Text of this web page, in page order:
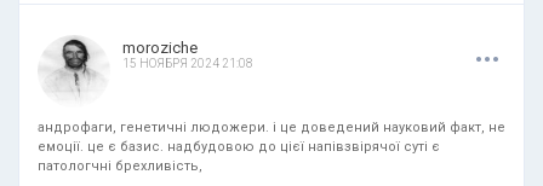
moroziche
15 НОЯБРЯ 2024 21:08 ...
андрофаги, генетичні людожери. і це доведений науковий факт, не
емоції. це є базис. надбудовою до цієї напівзвірячої суті є
патологчні брехливість,